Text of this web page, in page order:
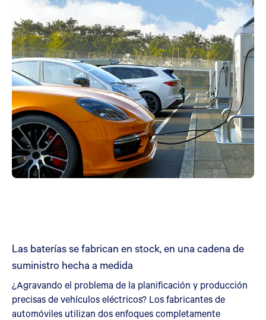
Las baterías se fabrican en stock, en una cadena de
suministro hecha a medida
¿Agravando el problema de la planificación y producción
precisas de vehículos eléctricos? Los fabricantes de
automóviles utilizan dos enfoques completamente